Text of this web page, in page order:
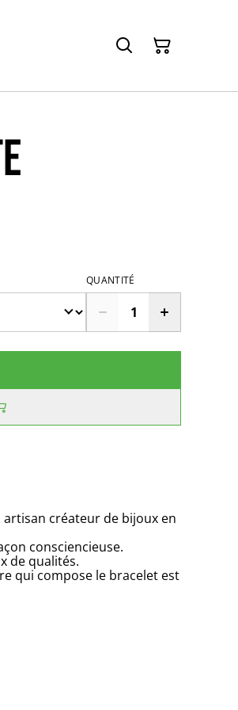
QUANTITÉ
créateur de bijoux en
consciencieuse.
de qualités.
qui compose le bracelet est